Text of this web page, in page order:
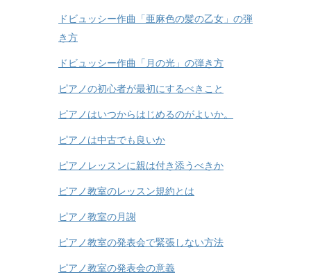
ドビュッシー作曲「亜麻色の髪の乙女」の弾
き方
ドビュッシー作曲「月の光」の弾き方
ピアノの初心者が最初にするべきこと
ピアノはいつからはじめるのがよいか。
ピアノは中古でも良いか
ピアノレッスンに親は付き添うべきか
ピアノ教室のレッスン規約とは
ピアノ教室の月謝
ピアノ教室の発表会で緊張しない方法
ピアノ教室の発表会の意義